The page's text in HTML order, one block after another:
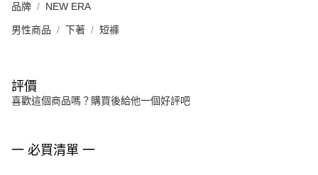
品牌 NEW ERA
男性商品 下著 短褲
評價
喜歡這個商品嗎？購買後給他一個好評吧
一 必買清單 一